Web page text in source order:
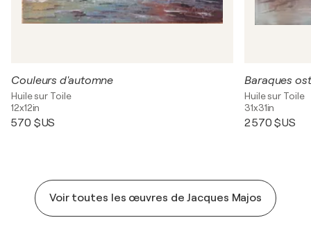
Couleurs d'automne
Huile sur Toile
12x12in
570 $US
Baraques
Huile sur Toile
31x31in
2 570 $US
Voir toutes les œuvres de Jacques Majos